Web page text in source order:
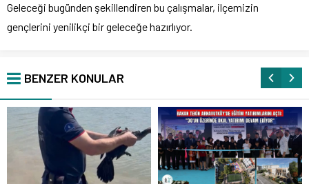
Geleceği bugünden şekillendiren bu çalışmalar, ilçemizin
gençlerini yenilikçi bir geleceğe hazırlıyor.
BENZER KONULAR